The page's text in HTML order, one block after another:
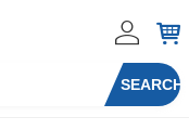
SEARCH